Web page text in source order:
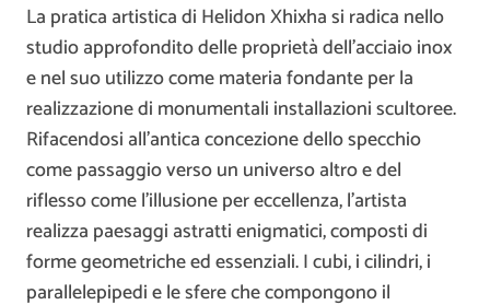
La pratica artistica di Helidon Xhixha si radica nello
studio approfondito delle proprietà dell’acciaio inox
e nel suo utilizzo come materia fondante per la
realizzazione di monumentali installazioni scultoree.
Rifacendosi all’antica concezione dello specchio
come passaggio verso un universo altro e del
riflesso come l’illusione per eccellenza, l’artista
realizza paesaggi astratti enigmatici, composti di
forme geometriche ed essenziali. I cubi, i cilindri, i
parallelepipedi e le sfere che compongono il